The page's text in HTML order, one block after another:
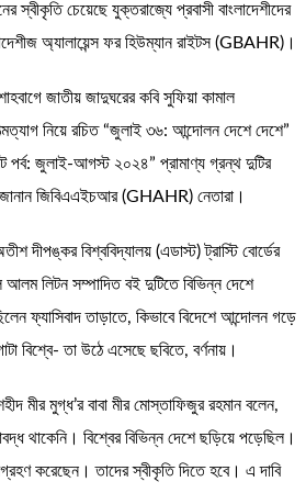
স্বীকৃতি চেয়েছে যুক্তরাজ্যে প্রবাসী বাংলাদেশীদের
অ্যালায়েন্স ফর হিউম্যান রাইটস (GBAHR)।
জাতীয় জাদুঘরের কবি সুফিয়া কামাল
নিয়ে রচিত “জুলাই ৩৬: আন্দোলন দেশে দেশে”
পর্ব: জুলাই-আগস্ট ২০২৪” প্রামাণ্য গ্রন্থ দুটির
জানান জিবিএএইচআর (GHAHR) নেতারা।
দীপঙ্কর বিশ্ববিদ্যালয় (এডাস্ট) ট্রাস্টি বোর্ডের
আলম লিটন সম্পাদিত বই দুটিতে বিভিন্ন দেশে
ফ্যাসিবাদ তাড়াতে, কিভাবে বিদেশে আন্দোলন গড়ে
বিশ্বে- তা উঠে এসেছে ছবিতে, বর্ণনায়।
মীর মুগ্ধ’র বাবা মীর মোস্তাফিজুর রহমান বলেন,
থাকেনি। বিশ্বের বিভিন্ন দেশে ছড়িয়ে পড়েছিল।
করেছেন। তাদের স্বীকৃতি দিতে হবে। এ দাবি